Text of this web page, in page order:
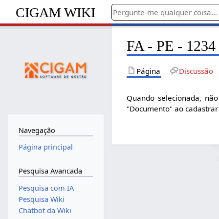
CIGAM WIKI
FA - PE -
Página Discussão
Quando selecionada,
"Documento" ao
Navegação
Página principal
Pesquisa Avancada
Pesquisa com IA
Pesquisa Wiki
Chatbot da Wiki